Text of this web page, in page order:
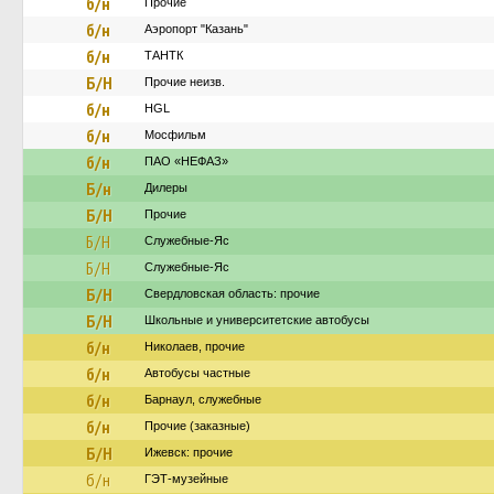
б/н Аэропорт "Казань"
б/н ТАНТК
Б/Н Прочие неизв.
б/н HGL
б/н Мосфильм
б/н ПАО «НЕФАЗ»
Б/н Дилеры
Б/Н Прочие
Б/Н Служебные-Яс
Б/Н Служебные-Яс
Б/Н Свердловская область: прочие
Б/Н Школьные и университетские автобусы
б/н Николаев, прочие
б/н Автобусы частные
б/н Барнаул, служебные
б/н Прочие (заказные)
Б/Н Ижевск: прочие
б/н ГЭТ-музейные